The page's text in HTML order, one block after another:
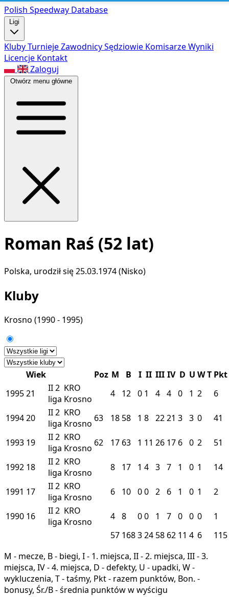
Polish Speedway Database
Ligi
KlubyTurniejeZawodnicySędziowie KomisarzeWyniki
Licencje Kontakt
Zaloguj
Otwórz menu główne
Roman Raś (52 lat)
Polska, urodził się 25.03.1974 (Nisko)
Kluby
Krosno (1990 - 1995)
Wiek Poz M B I II III IV D U WT Pkt
199521 II2
liga
KRO
Krosno
4 12 0 1 4 4 0 1 2 6
199420 II2
liga
KRO
Krosno 63 18 58 1 8 2221 3 3 0 41
1993 19 II2
liga
KRO
Krosno 62 17 63 1 11 26 17 6 0 2 51
1992 18 II2
liga
KRO
Krosno
8 17 1 4 3 7 1 0 1 14
1991 17 II2
liga
KRO
Krosno
6 10 00 2 6 1 0 1 2
1990 16 II2
liga
KRO
Krosno
4 8 00 1 7 0 0 0
1
57 168324 58 62 11 4 6
115
M - mecze, B - biegi, I - 1. miejsca, II - 2. miejsca, III - 3.
miejsca, IV - 4. miejsca, D - defekty, U - upadki, W -
wykluczenia, T - taśmy, Pkt - razem punktów, Bon. -
bonusy, Śr./B - średnia punktów w wyścigu